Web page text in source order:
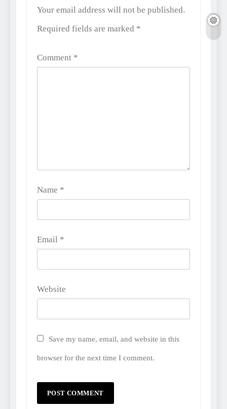
Your email address will not be published.
Required fields are marked *
Comment *
Name *
Email *
Website
Save my name, email, and website in this
browser for the next time I comment.
Alternative: